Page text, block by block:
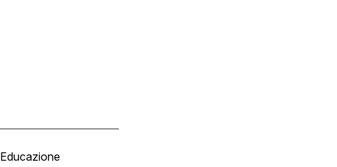
Educazione